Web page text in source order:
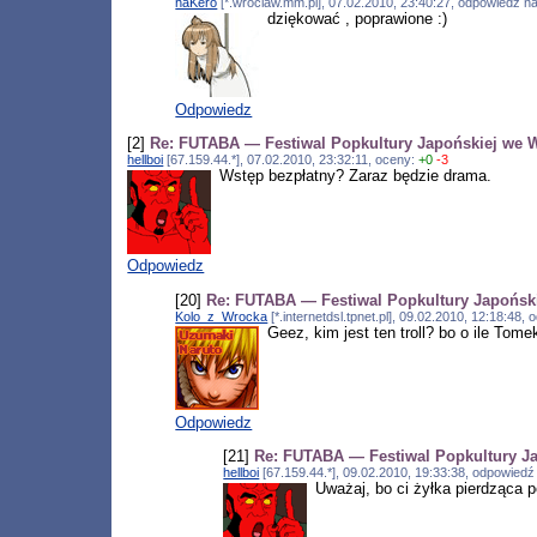
dziękować , poprawione :)
Odpowiedz
[2] Re: FUTABA — Festiwal Popkultury Japońskiej we
hellboi [67.159.44.*], 07.02.2010, 23:32:11, oceny:+0 -3
Wstęp bezpłatny? Zaraz będzie drama.
Odpowiedz
[20] Re: FUTABA — Festiwal Popkultury
Kolo_z_Wrocka [*.internetdsl.tpnet.pl], 09.02.2010, 12:18:48,
Geez, kim jest ten troll? bo o ile
Odpowiedz
[21] Re: FUTABA — Festiwal Popkultury
hellboi [67.159.44.*], 09.02.2010, 19:33:38,
Uważaj, bo ci żyłka pierdząca